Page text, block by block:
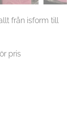
från isform till
pris